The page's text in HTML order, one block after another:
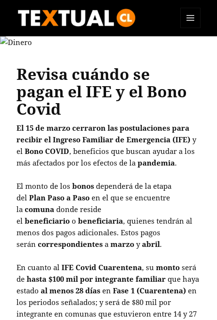
TEXTUAL
Revisa cuándo se
pagan el IFE y el Bono
Covid
El 15 de marzo cerraron las postulaciones para
recibir el Ingreso Familiar de Emergencia (IFE) y
elBono COVID, beneficios que buscan ayudar a los
más afectados por los efectos de lapandemia.
El monto de losbonosdependerá de la etapa
delPlan Paso a Paso en el que se encuentre
lacomunadonde reside
elbeneficiarioobeneficiaria, quienes tendrán al
menos dos pagos adicionales. Estos pagos
seráncorrespondientesamarzoyabril.
En cuanto alIFE Covid Cuarentena, su montoserá
dehasta $100 mil por integrante familiar que haya
estadoal menos 28 díasenFase 1 (Cuarentena) en
los periodos señalados; y será de $80 mil por
integrante en comunas que estuvieron entre 14 y 27